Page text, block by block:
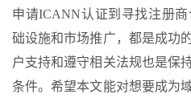
申请ICANN认证到寻找注册
础设施和市场推广，都是成功
户支持和遵守相关法规也是保
条件。希望本文能对想要成为